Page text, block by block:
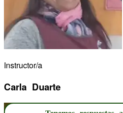
Instructor/a
Carla Duarte